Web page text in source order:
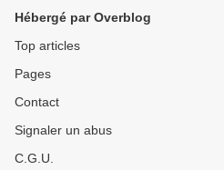
Hébergé par Overblog
Top articles
Pages
Contact
Signaler un abus
C.G.U.